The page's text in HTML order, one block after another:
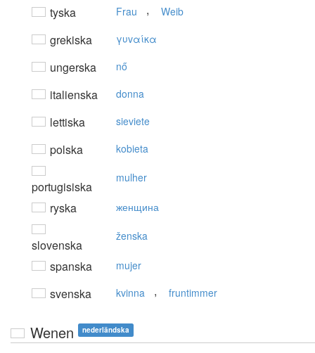
tyska Frau , Weib
grekiska γυvαίκα
ungerska nő
italienska donna
lettiska sieviete
polska kobieta
portugisiska
mulher
ryska женщина
slovenska
ženska
spanska mujer
svenska kvinna , fruntimmer
Wenen nederländska